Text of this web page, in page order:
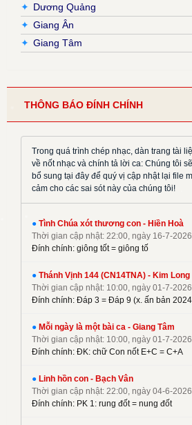
✦ Dương Quảng
✦ Giang Ân
✦ Giang Tâm
Hoàng Phương
Hồng Trần
Huy Hoàng
✦ Khắc Đỗ
Kim Đường
Kim Long
Linh Nguyên
M. Tigon
Mai Thiện
Mi Trầm
Ngọc Linh
Nguyên Dũng
THÔNG BÁO ĐÍNH CHÍNH
Trong quá trình chép nhạc, dàn trang tài
về nốt nhạc và chính tả lời ca: Chúng tôi
bổ sung tại đây để quý vị cập nhật lại file
cảm cho các sai sót này của chúng tôi!
● Tình Chúa xót thương con - Hiền Hoà
Thời gian cập nhật: 22:00, ngày 16-7-2026
Đính chính: giông tốt = giông tố
● Thánh Vịnh 144 (CN14TNA) - Kim Long
Thời gian cập nhật: 10:00, ngày 01-7-2026
Đính chính: Đáp 3 = Đáp 9 (x. ấn bản
● Mỗi ngày là một bài ca - Giang Tâm
Thời gian cập nhật: 10:00, ngày 01-7-2026
Đính chính: ĐK: chữ Con nốt E+C = C+A
● Linh hồn con - Bạch Vân
Thời gian cập nhật: 22:00, ngày 04-6-2026
Đính chính: PK 1: rung đốt = nung đốt